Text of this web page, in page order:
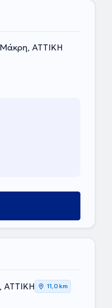
ΑΤΤΙΚΗ
ΑΤΤΙΚΗ 11,0 km